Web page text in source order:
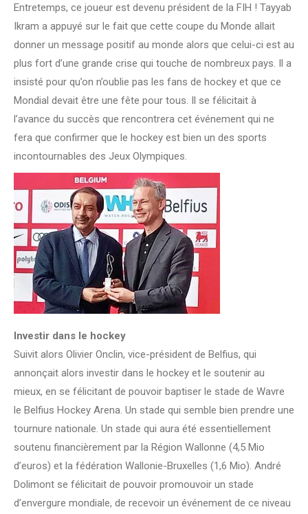
Entretemps, ce joueur est devenu président de la FIH ! Tayyab
Ikram a appuyé sur le fait que cette coupe du Monde allait
donner un message positif au monde alors que celui-ci est au
plus fort d’une grande crise qui touche de nombreux pays. Il a
insisté pour qu’on n’oublie pas les fans de hockey et que ce
Mondial devait être une fête pour tous. Il se félicitait à
l’avance du succès que rencontrera cet événement qui ne
fera que confirmer que le hockey est bien un des sports
incontournables des Jeux Olympiques.
Investir dans le hockey
Suivit alors Olivier Onclin, vice-président de Belfius, qui
annonçait alors investir dans le hockey et le soutenir au
mieux, en se félicitant de pouvoir baptiser le stade de Wavre
le Belfius Hockey Arena. Un stade qui semble bien prendre une
tournure nationale. Un stade qui aura été essentiellement
soutenu financièrement par la Région Wallonne (4,5 Mio
d’euros) et la fédération Wallonie-Bruxelles (1,6 Mio). André
Dolimont se félicitait de pouvoir promouvoir un stade
d’envergure mondiale, de recevoir un événement de ce niveau